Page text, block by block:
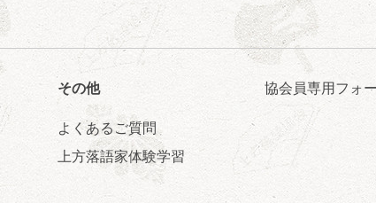
い」／桂三度「青菜」／桂三実「ミュージック野菜ステーション
その他
よくあるご質問
上方落語家体験学習
協会員専用フォ